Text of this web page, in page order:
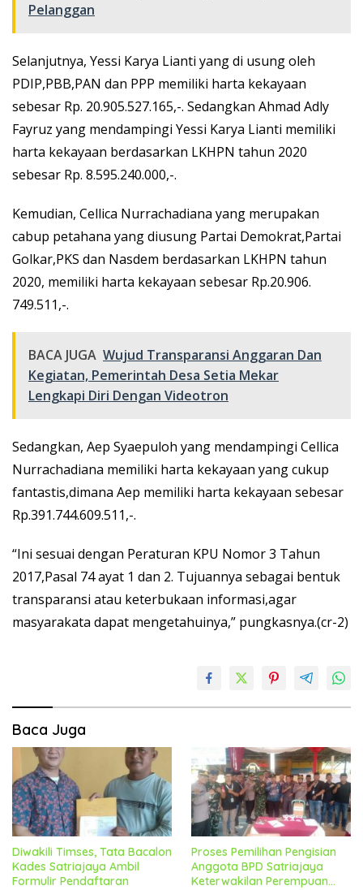
Pelanggan
Selanjutnya, Yessi Karya Lianti yang di usung oleh
PDIP,PBB,PAN dan PPP memiliki harta kekayaan
sebesar Rp. 20.905.527.165,-. Sedangkan Ahmad Adly
Fayruz yang mendampingi Yessi Karya Lianti memiliki
harta kekayaan berdasarkan LKHPN tahun 2020
sebesar Rp. 8.595.240.000,-.
Kemudian, Cellica Nurrachadiana yang merupakan
cabup petahana yang diusung Partai Demokrat,Partai
Golkar,PKS dan Nasdem berdasarkan LKHPN tahun
2020, memiliki harta kekayaan sebesar Rp.20.906.
749.511,-.
BACA JUGA Wujud Transparansi Anggaran Dan
Kegiatan, Pemerintah Desa Setia Mekar
Lengkapi Diri Dengan Videotron
Sedangkan, Aep Syaepuloh yang mendampingi Cellica
Nurrachadiana memiliki harta kekayaan yang cukup
fantastis,dimana Aep memiliki harta kekayaan sebesar
Rp.391.744.609.511,-.
“Ini sesuai dengan Peraturan KPU Nomor 3 Tahun
2017,Pasal 74 ayat 1 dan 2. Tujuannya sebagai bentuk
transparansi atau keterbukaan informasi,agar
masyarakata dapat mengetahuinya,” pungkasnya.(cr-2)
Baca Juga
Diwakili Timses, Tata Bacalon
Kades Satriajaya Ambil
Formulir Pendaftaran
Proses Pemilihan Pengisian
Anggota BPD Satriajaya
Keterwakilan Perempuan